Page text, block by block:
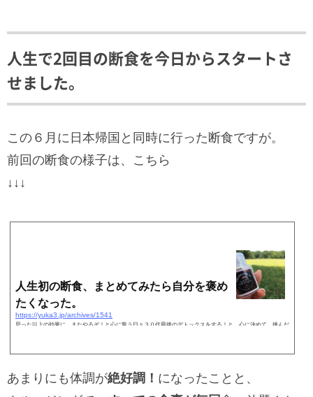
人生で2回目の断食を今日からスタートさ
せました。
この６月に日本帰国と同時に行った断食ですが。
前回の断食の様子は、こちら
↓↓↓
人生初の断食、まとめてみたら自分を褒め
たくなった。
https://yuka3.jp/archives/1541
思った以上の効果に、またやるぞ！と心に誓う日々３０代最後のデトックスをする！と、心に決めて、挑んだ
あまりにも体調が絶好調！ になったことと、